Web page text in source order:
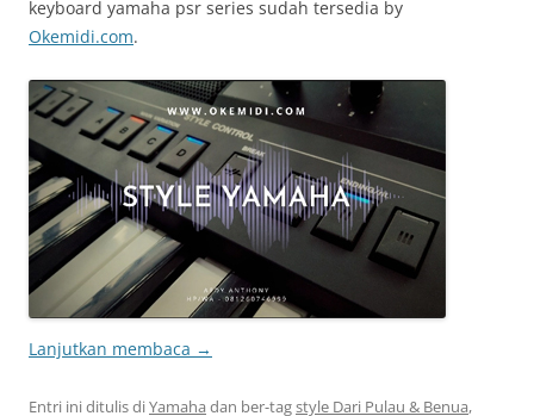
keyboard yamaha psr series sudah tersedia by
Okemidi.com.
Lanjutkan membaca →
Entri ini ditulis diYamaha dan ber-tagstyle Dari Pulau & Benua,